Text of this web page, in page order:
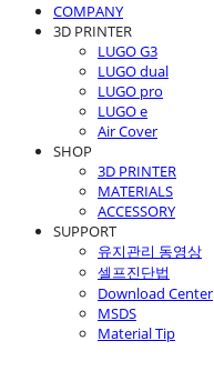
COMPANY
3D PRINTER
LUGO G3
LUGO dual
LUGO pro
LUGO e
Air Cover
SHOP
3D PRINTER
MATERIALS
ACCESSORY
SUPPORT
유지관리 동영상
셀프진단법
Download Center
MSDS
Material Tip